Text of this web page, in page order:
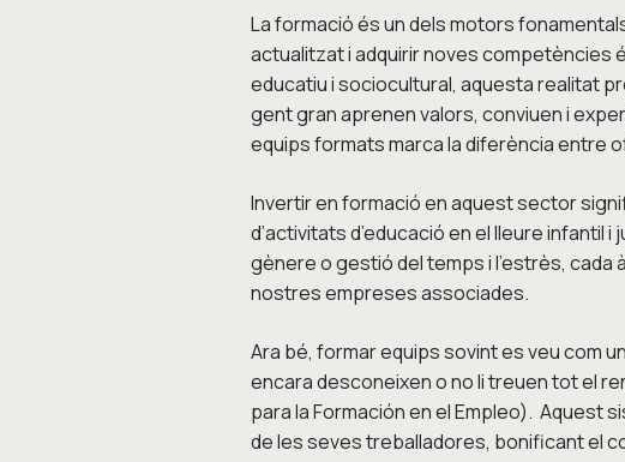
La formació és un dels motors
actualitzat i adquirir noves competències
educatiu i sociocultural, aquesta realitat
gent gran aprenen valors, conviuen i
equips formats marca la diferència entre
Invertir en formació en aquest sector
d’activitats d’educació en el lleure
gènere o gestió del temps i l’estrès,
nostres empreses associades.
Ara bé, formar equips sovint es veu com
encara desconeixen o no li treuen tot el
para la Formación en el Empleo). Aquest
de les seves treballadores, bonificant el